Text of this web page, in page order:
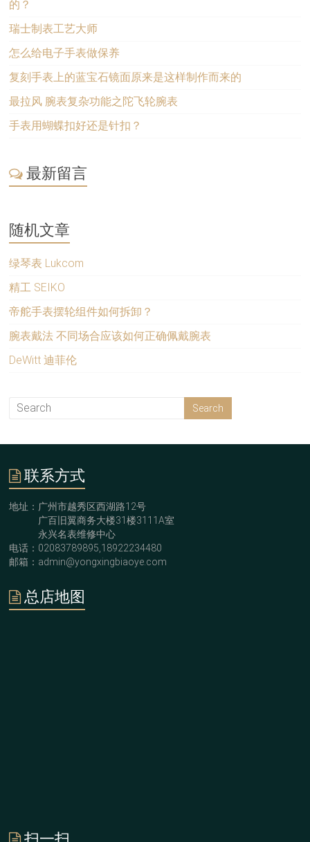
的？
瑞士制表工艺大师
怎么给电子手表做保养
复刻手表上的蓝宝石镜面原来是这样制作而来的
最拉风 腕表复杂功能之陀飞轮腕表
手表用蝴蝶扣好还是针扣？
最新留言
随机文章
绿琴表 Lukcom
精工 SEIKO
帝舵手表摆轮组件如何拆卸？
腕表戴法 不同场合应该如何正确佩戴腕表
DeWitt 迪菲伦
联系方式
地址：广州市越秀区西湖路12号
广百旧翼商务大楼31楼3111A室
永兴名表维修中心
电话：02083789895,18922234480
邮箱：admin@yongxingbiaoye.com
总店地图